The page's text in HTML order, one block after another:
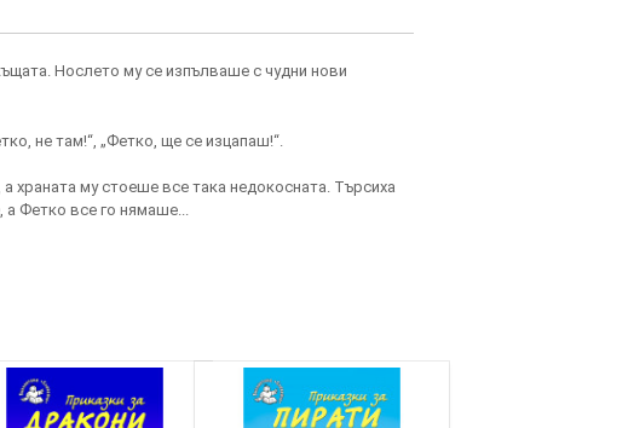
Нослето му се изпълваше с чудни нови
не там!“, „Фетко, ще се изцапаш!“.
храната му стоеше все така недокосната. Търсиха
а Фетко все го нямаше...